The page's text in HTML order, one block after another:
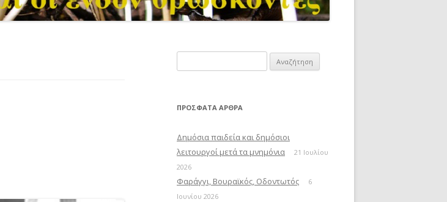
για:
ΠΡΌΣΦΑΤΑ ΆΡΘΡΑ
Δημόσια παιδεία και δημόσιοι
λειτουργοί μετά τα μνημόνια
21 Ιουλίου
2026
Φαράγγι, Βουραϊκός, Οδοντωτός
6
Ιουνίου 2026